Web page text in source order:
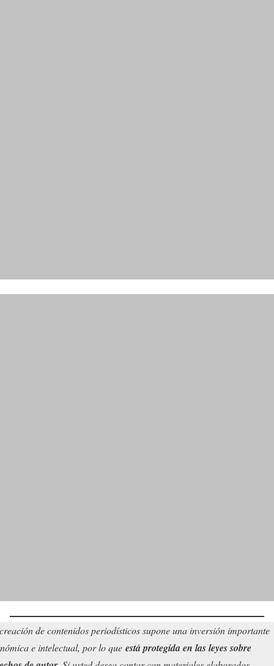
de contenidos periodísticos supone una inversión importante
e intelectual, por lo que está protegida en las leyes sobre